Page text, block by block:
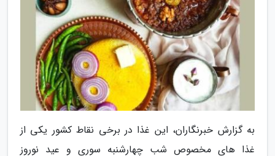
به گزارش خبرنگاران، این غذا در برخی نقاط کشور یکی از
غذا های مخصوص شب چهارشنبه سوری و عید نوروز